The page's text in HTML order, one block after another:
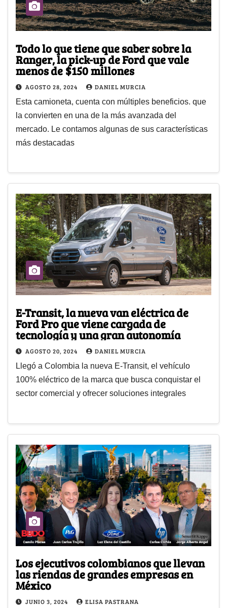
Todo lo que tiene que saber sobre la
Ranger, la pick-up de Ford que vale
menos de $150 millones
AGOSTO 28, 2024 DANIEL MURCIA
Esta camioneta, cuenta con múltiples beneficios. que
la convierten en una de la más avanzada del
mercado. Le contamos algunas de sus características
más destacadas
E-Transit, la nueva van eléctrica de
Ford Pro que viene cargada de
tecnología y una gran autonomía
AGOSTO 20, 2024 DANIEL MURCIA
Llegó a Colombia la nueva E-Transit, el vehículo
100% eléctrico de la marca que busca conquistar el
sector comercial y ofrecer soluciones integrales
Los ejecutivos colombianos que llevan
las riendas de grandes empresas en
México
JUNIO 3, 2024 ELISA PASTRANA